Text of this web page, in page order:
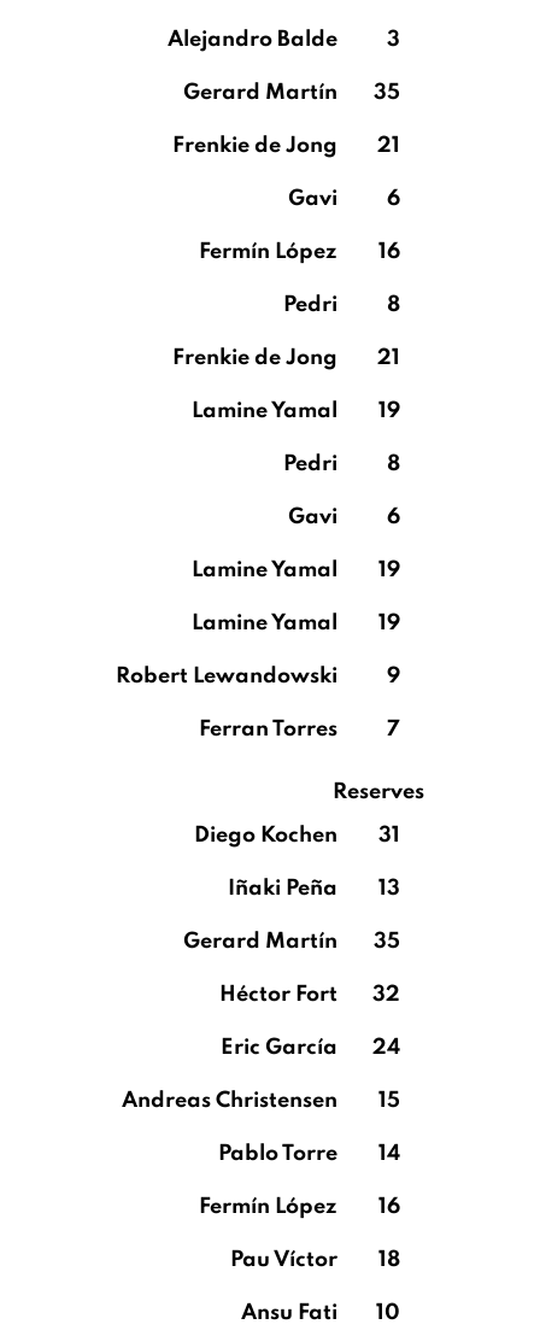
Alejandro Balde 3
Gerard Martín 35
Frenkie de Jong 21
Gavi 6
Fermín López 16
Pedri 8
Frenkie de Jong 21
Lamine Yamal 19
Pedri 8
Gavi 6
Lamine Yamal 19
Lamine Yamal 19
Robert Lewandowski 9
Ferran Torres 7
Reserves
Diego Kochen
31
Iñaki Peña 13
Gerard Martín 35
Héctor Fort 32
Eric García 24
Andreas Christensen 15
Pablo Torre 14
Fermín López 16
Pau Víctor 18
Ansu Fati 10